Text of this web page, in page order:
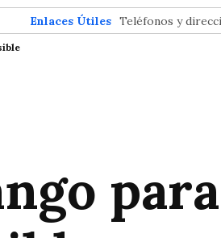
Enlaces Útiles Teléfonos y